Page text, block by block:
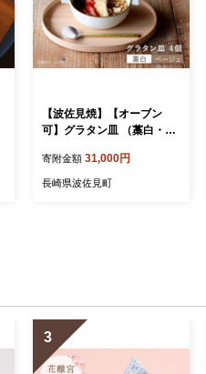
【波佐見焼】【オーブン
可】グラタン皿 （藁白・ベ
【和山】 [WB51]
寄附金額 31,000円
長崎県波佐見町
3